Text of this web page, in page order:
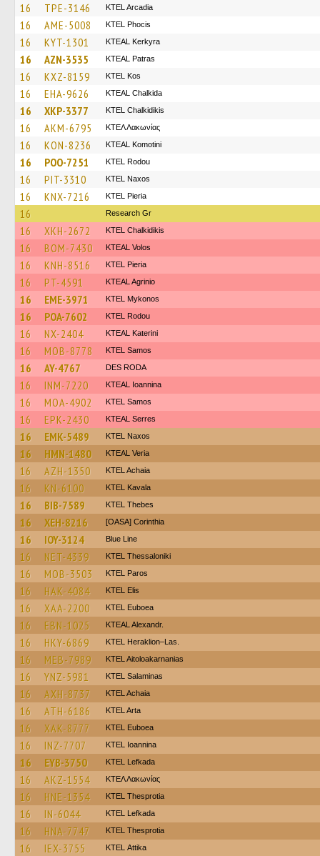
16 TPE-3146 KTEL Arcadia
16 AME-5008 ΚΤΕL Phocis
16 KYT-1301 KTEAL Kerkyra
16 AZN-3535 KTEAL Patras
16 KXZ-8159 KTEL Kos
16 EHA-9626 KTEAL Chalkida
16 XKP-3377 ΚΤΕL Chalkidikis
16 AKM-6795 ΚΤΕΛ Λακωνίας
16 KON-8236 KTEAL Komotini
16 POO-7251 ΚΤΕL Rodou
16 PIT-3310 KTEL Naxos
16 KNX-7216 KTEL Pieria
16 Research Gr
16 XKH-2672 ΚΤΕL Chalkidikis
16 BOM-7430 KTEAL Volos
16 KNH-8516 KTEL Pieria
16 PT-4591 KTEAL Agrinio
16 EME-3971 KTEL Mykonos
16 POA-7602 ΚΤΕL Rodou
16 NX-2404 KTEAL Katerini
16 MOB-8778 KTEL Samos
16 AY-4767 DES RODA
16 INM-7220 KTEAL Ioannina
16 MOA-4902 KTEL Samos
16 EPK-2430 KTEAL Serres
16 EMK-5489 KTEL Naxos
16 HMN-1480 KTEAL Veria
16 AZH-1350 KTEL Achaia
16 KN-6100 KTEL Kavala
16 BIB-7589 KTEL Thebes
16 XEH-8216 [OASA] Corinthia
16 IOY-3124 Blue Line
16 NET-4339 KTEL Thessaloniki
16 MOB-3503 KTEL Paros
16 HAK-4084 KTEL Elis
16 XAA-2200 ΚΤΕL Euboea
16 EBN-1025 KTEAL Alexandr.
16 HKY-6869 KTEL Heraklion–Las.
16 MEB-7989 KTEL Aitoloakarnanias
16 YNZ-5981 KTEL Salaminas
16 AXH-8737 KTEL Achaia
16 ATH-6186 KTEL Arta
16 XAK-8777 ΚΤΕL Euboea
16 INZ-7707 KTEL Ioannina
16 EYB-3750 KTEL Lefkada
16 AKZ-1554 ΚΤΕΛ Λακωνίας
16 HNE-1354 KTEL Thesprotia
16 IN-6044 KTEL Lefkada
16 HNA-7747 KTEL Thesprotia
16 IEX-3755 KΤΕL Αttika